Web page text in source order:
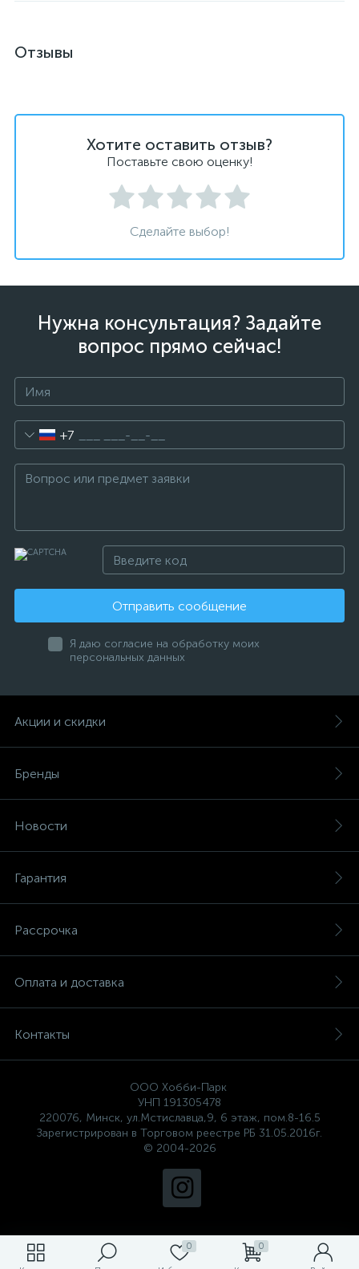
0 0
Отзывы
Хотите оставить отзыв?
Поставьте свою оценку!
Сделайте выбор!
Нужна консультация? Задайте
вопрос прямо сейчас!
+7
Отправить сообщение
Я даю согласие на обработку моих
персональных данных
Акции и скидки
Бренды
Новости
Гарантия
Рассрочка
Оплата и доставка
Контакты
ООО Хобби-Парк
УНП 191305478
220076, Минск, ул.Мстиславца,9, 6 этаж, пом.8-16.5
Зарегистрирован в Торговом реестре РБ 31.05.2016г.
© 2004-2026